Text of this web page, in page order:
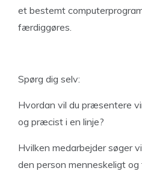
et bestemt
færdiggøres.
Spørg dig selv:
Hvordan vil du præsentere
og præcist i en linje?
Hvilken medarbejder søger
den person menneskeligt og